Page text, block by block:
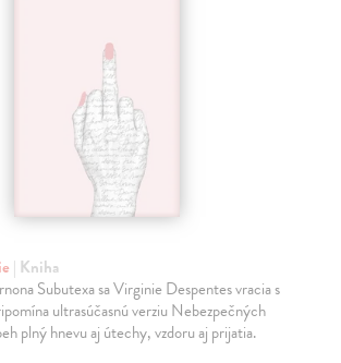
| Kniha
Subutexa sa Virginie Despentes vracia s
ultrasúčasnú verziu Nebezpečných
plný hnevu aj útechy, vzdoru aj prijatia.